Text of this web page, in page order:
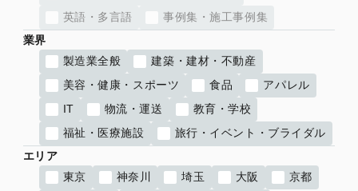
英語・多言語
事例集・施工事例集
業界
製造業全般
建築・建材・不動産
美容・健康・スポーツ
食品
アパレル
IT
物流・運送
教育・学校
福祉・医療施設
旅行・イベント・ブライダル
エリア
東京
神奈川 埼玉 大阪
京都